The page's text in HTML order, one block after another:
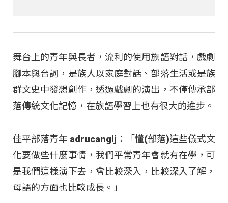
舞台上的青年與長者，流利的使用族語對話，戲劇
腳本與台詞，是族人以家庭對話、部落生活或是族
群文史中發想創作，透過戲劇的演出，不僅傳承部
落傳統文化記憶，在族語學習上也有很大的進步。
佳平部落青年 adrucanglj：「懂(部落)這些儀式文
化要做些什麼事情，我們平常青年會就有在學，可
是我們這樣演下去，會比較深入，比較深入了解，
母語的方面也比較成長。」